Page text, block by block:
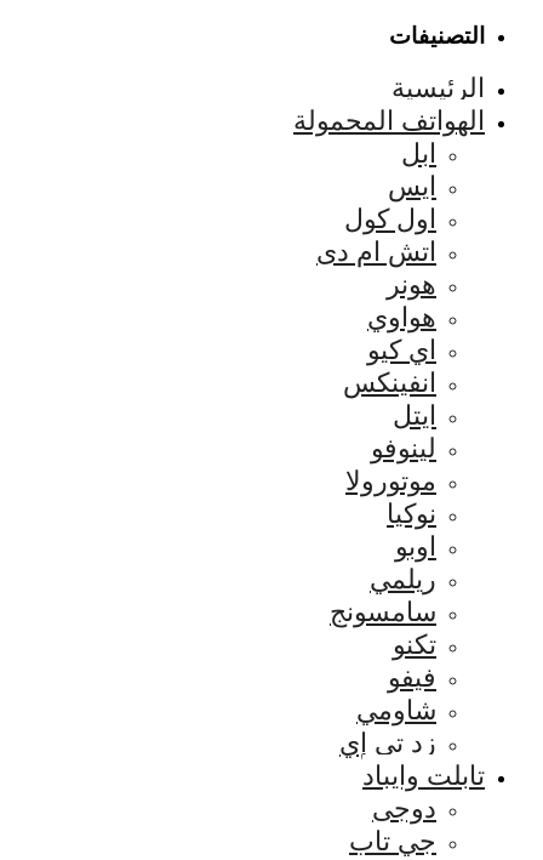
التصنيفات
الرئيسية
الهواتف المحمولة
ابل
ايس
اول كول
اتش ام دى
هونر
هواوي
اي كيو
انفينكس
ايتل
لينوفو
موتورولا
نوكيا
اوبو
ريلمي
سامسونج
تكنو
فيفو
شاومي
زد تي إي
تابلت وايباد
دوجى
جي تاب